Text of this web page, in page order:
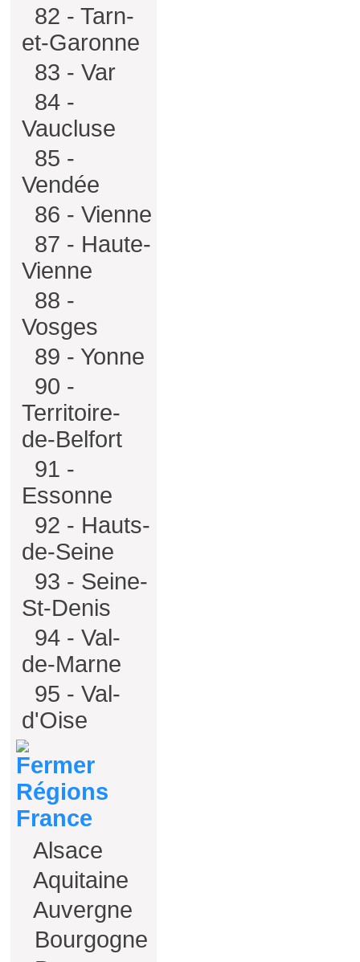
82 - Tarn-
et-Garonne
83 - Var
84 -
Vaucluse
85 -
Vendée
86 - Vienne
87 - Haute-
Vienne
88 -
Vosges
89 - Yonne
90 -
Territoire-
de-Belfort
91 -
Essonne
92 - Hauts-
de-Seine
93 - Seine-
St-Denis
94 - Val-
de-Marne
95 - Val-
d'Oise
Régions
France
Alsace
Aquitaine
Auvergne
Bourgogne